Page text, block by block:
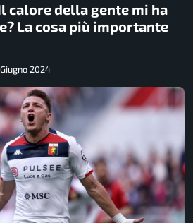
calore della gente mi ha
La cosa più importante
2024